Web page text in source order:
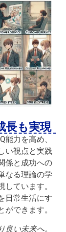
長も実現
力を高め、
い視点と実践
係と成功への
なる理論の学
ています。
日常生活にす
できます。
い未来へ。